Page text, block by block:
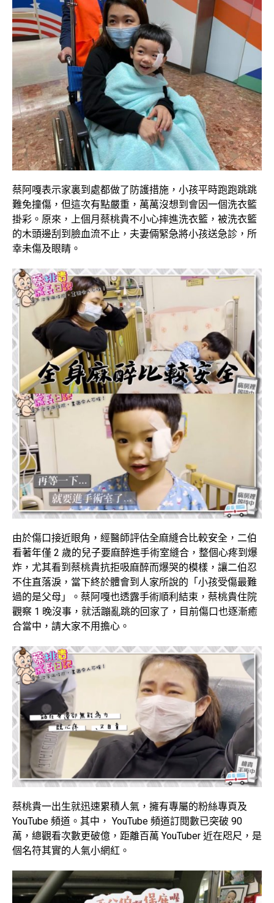
蔡阿嘎表示家裏到處都做了防護措施，小孩平時跑跑跳跳
難免撞傷，但這次有點嚴重，萬萬沒想到會因一個洗衣籃
掛彩。原來，上個月蔡桃貴不小心摔進洗衣籃，被洗衣籃
的木頭邊刮到臉血流不止，夫妻倆緊急將小孩送急診，所
幸未傷及眼睛。
由於傷口接近眼角，經醫師評估全麻縫合比較安全，二伯
看著年僅 2 歲的兒子要麻醉進手術室縫合，整個心疼到爆
炸，尤其看到蔡桃貴抗拒吸麻醉而爆哭的模樣，讓二伯忍
不住直落淚，當下終於體會到人家所說的「小孩受傷最難
過的是父母」。蔡阿嘎也透露手術順利結束，蔡桃貴住院
觀察 1 晚沒事，就活蹦亂跳的回家了，目前傷口也逐漸癒
合當中，請大家不用擔心。
蔡桃貴一出生就迅速累積人氣，擁有專屬的粉絲專頁及
YouTube 頻道。其中， YouTube 頻道訂閱數已突破 90
萬，總觀看次數更破億，距離百萬 YouTuber 近在咫尺，是
個名符其實的人氣小網紅。